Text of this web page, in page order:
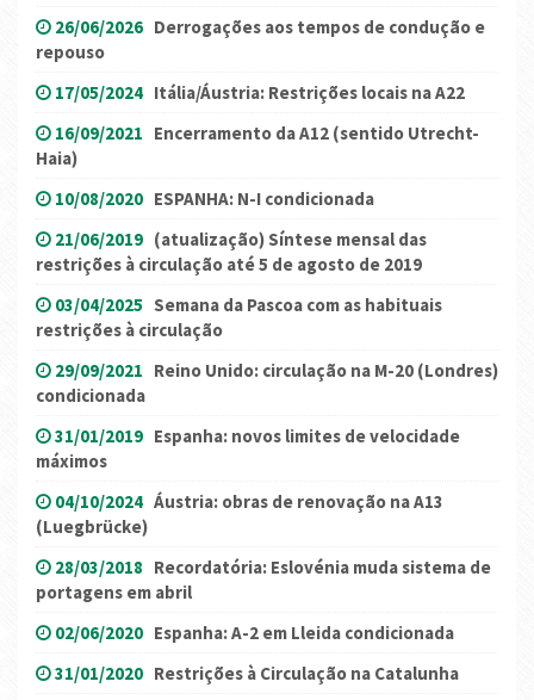
26/06/2026 Derrogações aos tempos de condução e
repouso
17/05/2024 Itália/Áustria: Restrições locais na A22
16/09/2021 Encerramento da A12 (sentido Utrecht-
Haia)
10/08/2020 ESPANHA: N-I condicionada
21/06/2019 (atualização) Síntese mensal das
restrições à circulação até 5 de agosto de 2019
03/04/2025 Semana da Pascoa com as habituais
restrições à circulação
29/09/2021 Reino Unido: circulação na M-20 (Londres)
condicionada
31/01/2019 Espanha: novos limites de velocidade
máximos
04/10/2024 Áustria: obras de renovação na A13
(Luegbrücke)
28/03/2018 Recordatória: Eslovénia muda sistema de
portagens em abril
02/06/2020 Espanha: A-2 em Lleida condicionada
31/01/2020 Restrições à Circulação na Catalunha